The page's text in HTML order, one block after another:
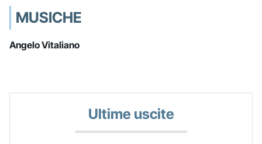
MUSICHE
Angelo Vitaliano
Ultime uscite